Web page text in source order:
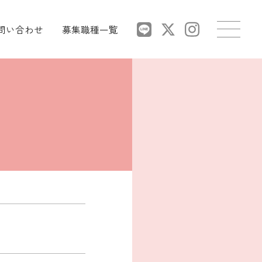
い合わせ 募集職種一覧